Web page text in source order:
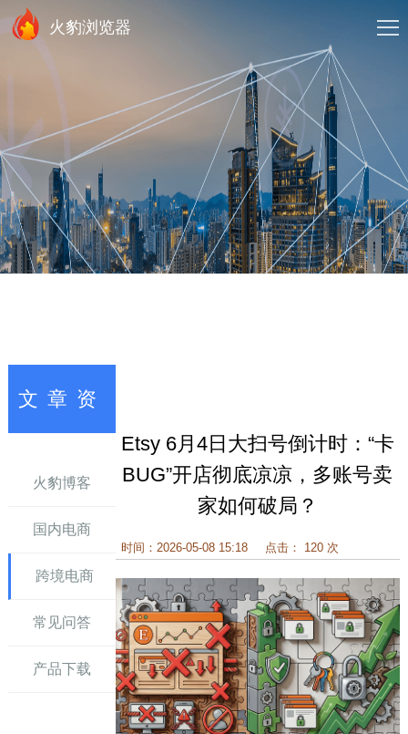
火豹浏览器
文章资
火豹博客
国内电商
跨境电商
常见问答
产品下载
Etsy 6月4日大扫号倒计时：“卡
BUG”开店彻底凉凉，多账号卖
家如何破局？
时间：2026-05-08 15:18 点击： 120 次